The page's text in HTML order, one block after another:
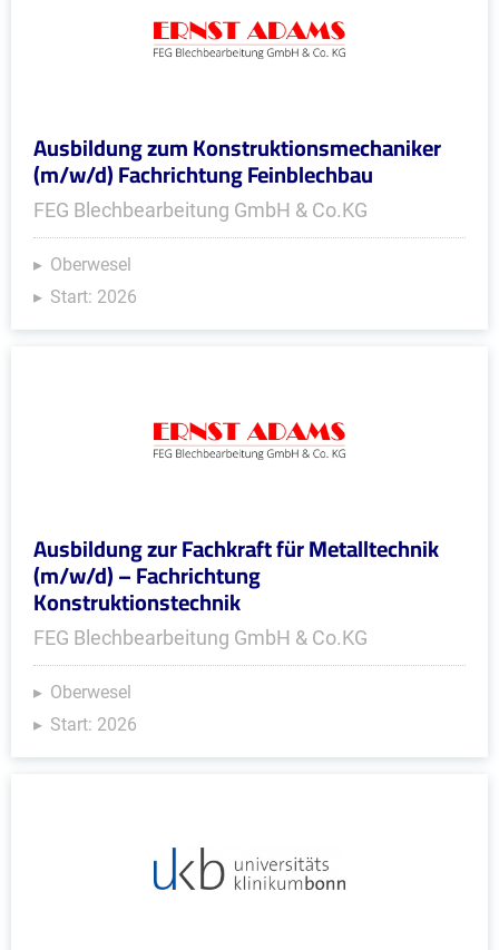
Ausbildung zum Konstruktionsmechaniker
(m/w/d) Fachrichtung Feinblechbau
FEG Blechbearbeitung GmbH & Co.KG
Oberwesel
Start: 2026
Ausbildung zur Fachkraft für Metalltechnik
(m/w/d) – Fachrichtung
Konstruktionstechnik
FEG Blechbearbeitung GmbH & Co.KG
Oberwesel
Start: 2026